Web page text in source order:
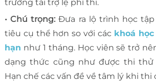
trường tài trợ lệ phí thi.
• Chú trọng: Đưa ra lộ trình học
tiêu cụ thể hơn so với các khoá
hạn như 1 tháng. Học viên sẽ trở
dạng thức cũng như được thi
Hạn chế các vấn đề về tâm lý khi thi